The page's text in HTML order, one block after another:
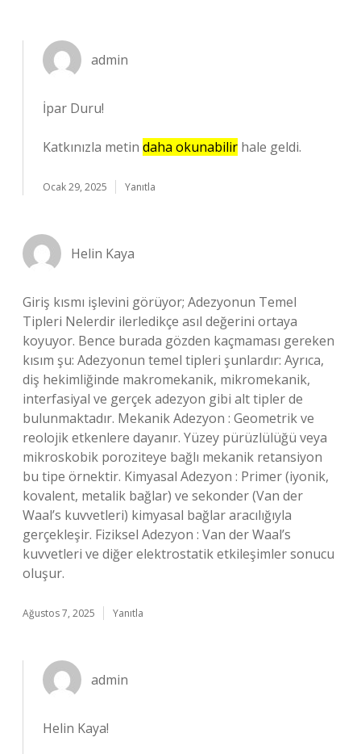
admin
İpar Duru!
Katkınızla metin daha okunabilir hale geldi.
Ocak 29, 2025 Yanıtla
Helin Kaya
Giriş kısmı işlevini görüyor; Adezyonun Temel
Tipleri Nelerdir ilerledikçe asıl değerini ortaya
koyuyor. Bence burada gözden kaçmaması gereken
kısım şu: Adezyonun temel tipleri şunlardır: Ayrıca,
diş hekimliğinde makromekanik, mikromekanik,
interfasiyal ve gerçek adezyon gibi alt tipler de
bulunmaktadır. Mekanik Adezyon : Geometrik ve
reolojik etkenlere dayanır. Yüzey pürüzlülüğü veya
mikroskobik poroziteye bağlı mekanik retansiyon
bu tipe örnektir. Kimyasal Adezyon : Primer (iyonik,
kovalent, metalik bağlar) ve sekonder (Van der
Waal’s kuvvetleri) kimyasal bağlar aracılığıyla
gerçekleşir. Fiziksel Adezyon : Van der Waal’s
kuvvetleri ve diğer elektrostatik etkileşimler sonucu
oluşur.
Ağustos 7, 2025 Yanıtla
admin
Helin Kaya!